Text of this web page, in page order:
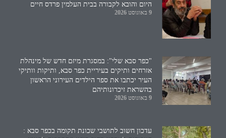
היום והובא לקבורה בבית העלמין פרדס חיים
9 באוגוסט 2026
"כפר סבא שלי": במסגרת מיזם חדש של מינהלת
אזרחים ותיקים בעיריית כפר סבא, ותיקות וותיקי
העיר יכתבו את ספר הילדים העירוני הראשון
בהשראת זיכרונותיהם
9 באוגוסט 2026
עדכון חשוב לתושבי שכונת תקומה בכפר סבא :